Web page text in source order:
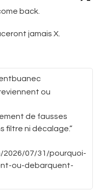
back.
jamais X.
ou
de fausses
filtre ni décalage.”
2026/07/31/pourquoi-
ou-debarquent-